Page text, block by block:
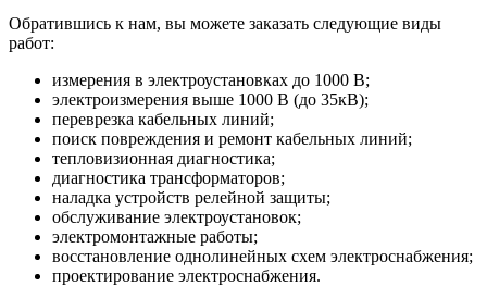
Обратившись к нам, вы можете заказать следующие виды
работ:
измерения в электроустановках до 1000 В;
электроизмерения выше 1000 В (до 35кВ);
переврезка кабельных линий;
поиск повреждения и ремонт кабельных линий;
тепловизионная диагностика;
диагностика трансформаторов;
наладка устройств релейной защиты;
обслуживание электроустановок;
электромонтажные работы;
восстановление однолинейных схем электроснабжения;
проектирование электроснабжения.